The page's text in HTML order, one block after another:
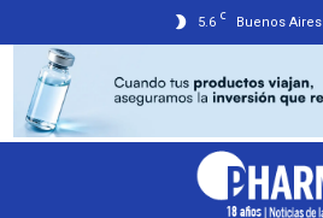
5.6 C Buenos Aires